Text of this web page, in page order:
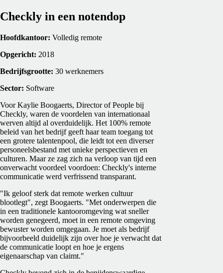
Checkly in een notendop
Hoofdkantoor: Volledig remote
Opgericht: 2018
Bedrijfsgrootte: 30 werknemers
Sector: Software
Voor Kaylie Boogaerts, Director of People bij
Checkly, waren de voordelen van internationaal
werven altijd al overduidelijk. Het 100% remote
beleid van het bedrijf geeft haar team toegang tot
een grotere talentenpool, die leidt tot een diverser
personeelsbestand met unieke perspectieven en
culturen. Maar ze zag zich na verloop van tijd een
onverwacht voordeel voordoen: Checkly's interne
communicatie werd verfrissend transparant.
"Ik geloof sterk dat remote werken cultuur
blootlegt", zegt Boogaerts. "Met onderwerpen die
in een traditionele kantooromgeving wat sneller
worden genegeerd, moet in een remote omgeving
bewuster worden omgegaan. Je moet als bedrijf
bijvoorbeeld duidelijk zijn over hoe je verwacht dat
de communicatie loopt en hoe je ergens
eigenaarschap van claimt."